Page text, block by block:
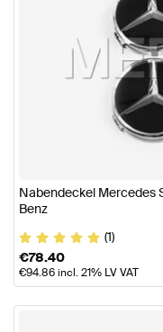
Nabendeckel Mercedes
Benz
(1)
€78.40
€94.86incl. 21% LV VAT